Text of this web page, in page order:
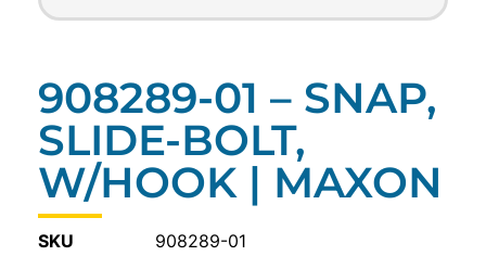
908289-01 – SNAP,
SLIDE-BOLT,
W/HOOK | MAXON
SKU
908289-01